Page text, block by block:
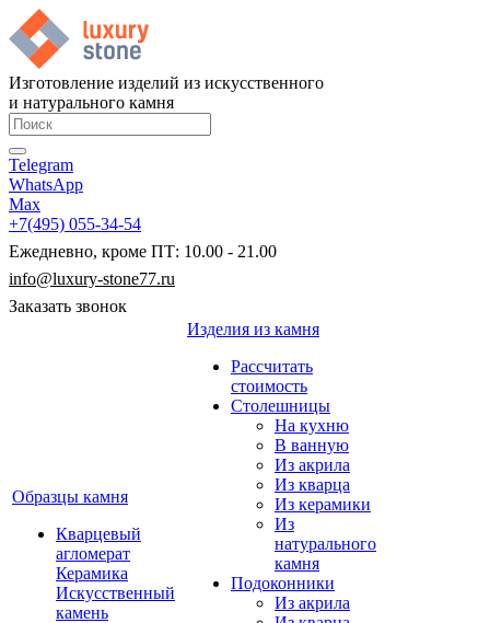
Изготовление изделий из искусственного
и натурального камня
Telegram
WhatsApp
Max
+7(495) 055-34-54
Ежедневно, кроме ПТ: 10.00 - 21.00
info@luxury-stone77.ru
Заказать звонок
Образцы камня
Кварцевый
агломерат
Керамика
Искусственный
камень
Изделия из камня
Рассчитать
стоимость
Столешницы
На кухню
В ванную
Из акрила
Из кварца
Из керамики
Из
натурального
камня
Подоконники
Из акрила